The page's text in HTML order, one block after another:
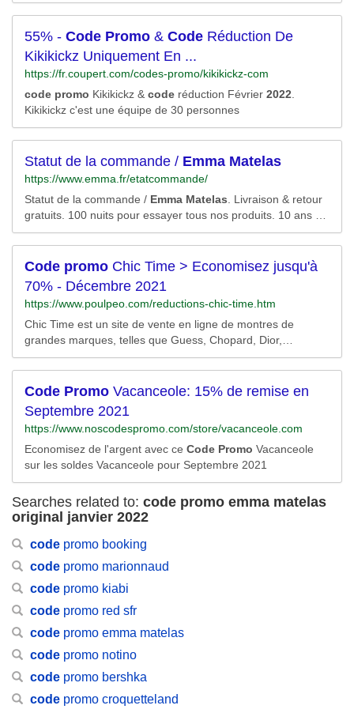
55% - Code Promo & Code Réduction De
Kikikickz Uniquement En ...
https://fr.coupert.com/codes-promo/kikikickz-com
code promo Kikikickz & code réduction Février 2022
Kikikickz c'est une équipe de 30 personnes
Statut de la commande / Emma Matelas
https://www.emma.fr/etatcommande/
Statut de la commande / Emma Matelas . Livraison & retour
gratuits. 100 nuits pour essayer tous nos produits. 10 ans de
garantie sur nosmatelas.
Code promo Chic Time > Economisez jusqu'à
70% - Décembre 2021
https://www.poulpeo.com/reductions-chic-time.htm
Chic Time est un site de vente en ligne de montres de
grandes marques, telles que Guess, Chopard, Dior,
Channel... Le site propose plus de 4700 modèles pour
homme et femme. Chic-time.com propose également un
espace Joaillerie, Maroquinerie, et Réveils. N'attendez plus
pour vous rendre sur Chic-Time.com, vous trouverez
forcément...
Code Promo Vacanceole: 15% de remise en
Septembre 2021
https://www.noscodespromo.com/store/vacanceole.com
Economisez de l'argent avec ce Code Promo Vacanceole
sur les soldes Vacanceole pour Septembre 2021
Searches related to: code promo emma matelas
original janvier 2022
code promo booking
code promo marionnaud
code promo kiabi
code promo red sfr
code promo emma matelas
code promo notino
code promo bershka
code promo croquetteland